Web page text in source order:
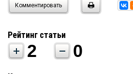
Комментировать
Рейтинг статьи
2 0